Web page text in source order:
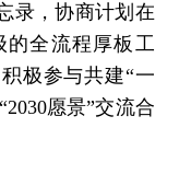
录，协商计划在
的全流程厚板工
极参与共建“一
愿景”交流合